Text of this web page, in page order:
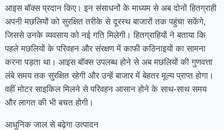
आइस बॉक्स प्रदान किए। इन संसाधनों के माध्यम से अब दोनों हितग्राही
अपनी मछलियों को सुरक्षित तरीके से दूरस्थ बाजारों तक पहुंचा सकेंगे,
जिससे उनके व्यवसाय को नई गति मिलेगी। हितग्राहियों ने बताया कि
पहले मछलियों के परिवहन और संरक्षण में काफी कठिनाइयों का सामना
करना पड़ता था। आइस बॉक्स उपलब्ध होने से अब मछलियों की गुणवत्ता
लंबे समय तक सुरक्षित रहेगी और उन्हें बाजार में बेहतर मूल्य प्राप्त होगा।
वहीं मोटर साइकिल मिलने से परिवहन आसान होने के साथ-साथ समय
और लागत की भी बचत होगी।
आधुनिक जाल से बढ़ेगा उत्पादन